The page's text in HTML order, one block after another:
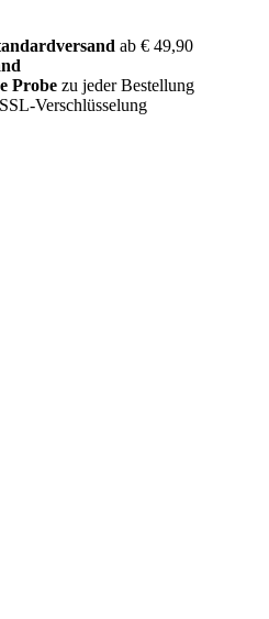
ab € 49,90
Probe zu jeder Bestellung
Verschlüsselung